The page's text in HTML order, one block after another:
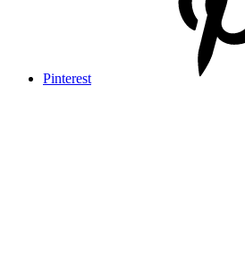
Pinterest